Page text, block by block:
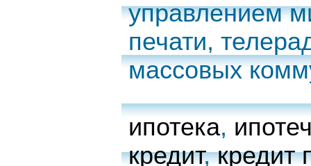
управлением
печати,
массовых
ипотека,
кредит,кредит